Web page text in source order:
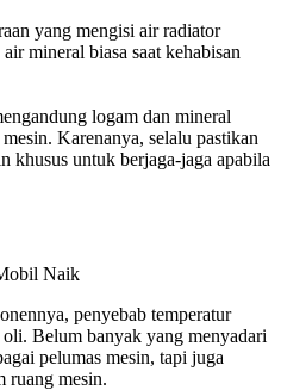
yang mengisi air radiator
mineral biasa saat kehabisan
logam dan mineral
Karenanya, selalu pastikan
khusus untuk berjaga-jaga apabila
penyebab temperatur
Belum banyak yang menyadari
pelumas mesin, tapi juga
ruang mesin.